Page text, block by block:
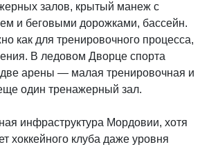
залов, крытый манеж с
и беговыми дорожками, бассейн.
как для тренировочного процесса,
В ледовом Дворце спорта
две арены — малая тренировочная и
один тренажерный зал.
инфраструктура Мордовии, хотя
хоккейного клуба даже уровня